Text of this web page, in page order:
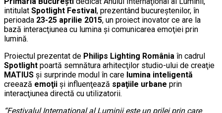
intitulat Spotlight Festival, prezentând bucureştenilor, în
perioada 23-25 aprilie 2015, un proiect inovator ce are la
bază interacţiunea cu lumina şi comunicarea emoţiei prin
lumină.
Proiectul prezentat de Philips Lighting România în cadrul
Spotlight poartă semnătura arhitecţilor studio-ului de creaţie
MATIUS şi surprinde modul în care lumina inteligentă
creează emoţii şi influenţează spaţiile urbane prin
interacţiunea directă cu utilizatorii.
“Festivalul Internaţional al Luminii este un prilej prin care